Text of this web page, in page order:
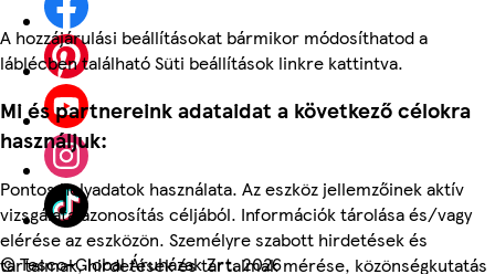
A hozzájárulási beállításokat bármikor módosíthatod a
láblécben található Süti beállítások linkre kattintva.
Mi és partnereink adataidat a következő célokra
használjuk:
Pontos helyadatok használata. Az eszköz jellemzőinek aktív
vizsgálata azonosítás céljából. Információk tárolása és/vagy
elérése az eszközön. Személyre szabott hirdetések és
tartalmak, hirdetések és tartalmak mérése, közönségkutatás
©Tesco-Global Áruházak Zrt. 2026